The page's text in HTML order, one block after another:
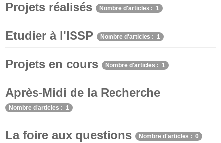
Projets réalisés Nombre d'articles : 1
Etudier à l'ISSP Nombre d'articles : 1
Projets en cours Nombre d'articles : 1
Après-Midi de la Recherche
Nombre d'articles : 1
La foire aux questions Nombre d'articles : 0